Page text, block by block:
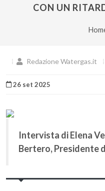
CON UN
Redazione Watergas.it
26 set 2025
Intervista di Elena
Bertero, Presidente